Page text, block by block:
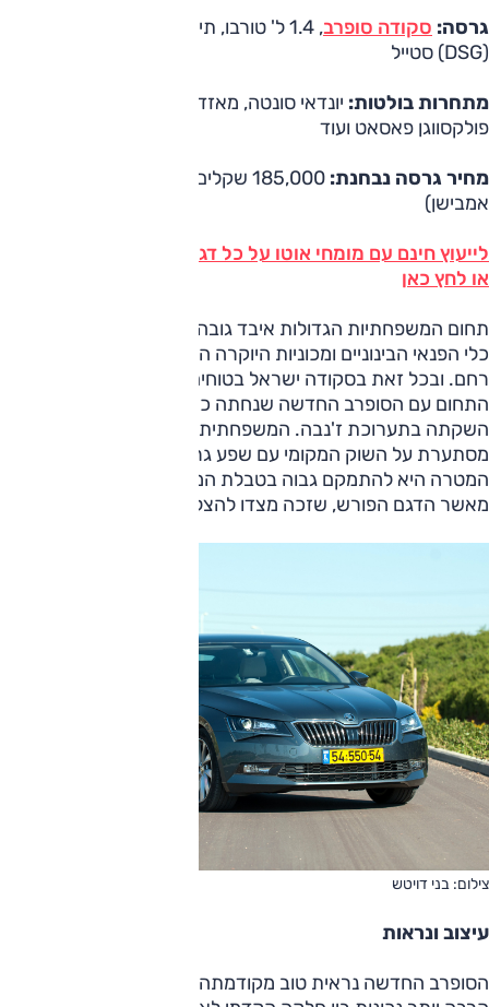
גרסה: סקודה סופרב
, 1.4 ל' טורבו, תיבה רובוטית דו-מצמדית
(DSG) סטייל
מתחרות בולטות:
פולקסווגן פאסאט ועוד
מחיר גרסה נבחנת:
אמבישן)
או לחץ כאן
תחום המשפחתיות הגדולות איבד גובה בשנים האחרונות כאשר
כלי הפנאי הבינוניים ומכוניות היוקרה הקומפקטיות נגסו בו ללא
רחם. ובכל זאת בסקודה ישראל בטוחים שהם יצליחו להעיר את
התחום עם הסופרב החדשה שנחתה כאן כחצי שנה לאחר
השקתה בתערוכת ז'נבה. המשפחתית הגדולה החדשה
מסתערת על השוק המקומי עם שפע גרסאות ורמות גימור, כאשר
המטרה היא להתמקם גבוה בטבלת המכירות ולהצליח אפילו
מאשר הדגם הפורש, שזכה מצדו להצלחה נאה למדי.
צילום: בני דויטש
עיצוב ונראות
הסופרב החדשה נראית טוב מקודמתה בייחוד בגלל פרופורציות